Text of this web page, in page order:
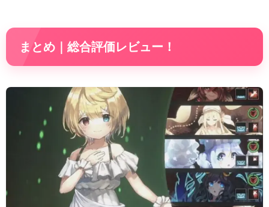
まとめ｜総合評価レビュー！